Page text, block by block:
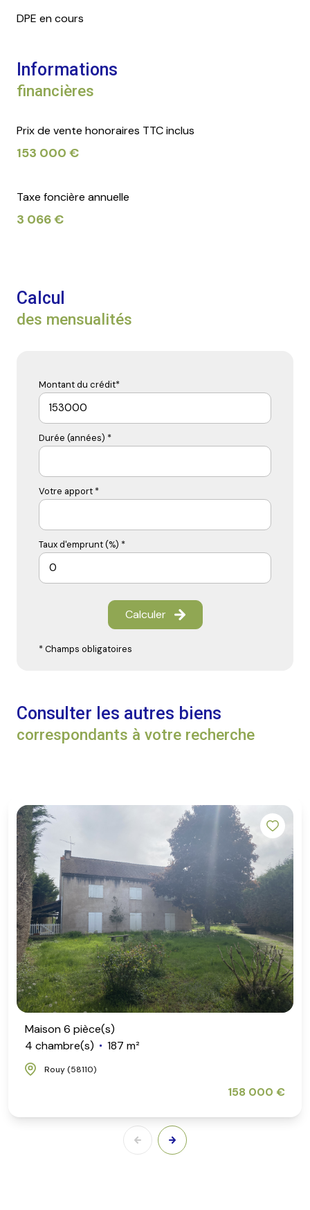
DPE en cours
Informations
financières
Prix de vente honoraires TTC inclus
153 000 €
Taxe foncière annuelle
3 066 €
Calcul
des mensualités
Montant du crédit*
Durée (années) *
Votre apport *
Taux d'emprunt (%) *
Calculer
* Champs obligatoires
Consulter les autres biens
correspondants à votre recherche
Maison 6 pièce(s)
4 chambre(s)
187 m²
Rouy (58110)
158 000 €